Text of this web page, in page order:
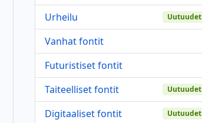
Urheilu
Uutuudet
Vanhat fontit
Futuristiset fontit
Taiteelliset fontit
Uutuudet
Digitaaliset fontit Uutuudet